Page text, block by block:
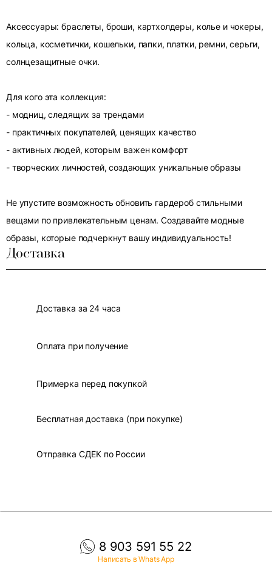
Аксессуары: браслеты, броши, картхолдеры, колье и чокеры,
кольца, косметички, кошельки, папки, платки, ремни, серьги,
солнцезащитные очки.
Для кого эта коллекция:
- модниц, следящих за трендами
- практичных покупателей, ценящих качество
- активных людей, которым важен комфорт
- творческих личностей, создающих уникальные образы
Не упустите возможность обновить гардероб стильными
вещами по привлекательным ценам. Создавайте модные
образы, которые подчеркнут вашу индивидуальность!
Доставка
Доставка за 24 часа
Оплата при получение
Примерка перед покупкой
Бесплатная доставка (при покупке)
Отправка СДЕК по России
8 903 591 55 22
Написать в Whats App